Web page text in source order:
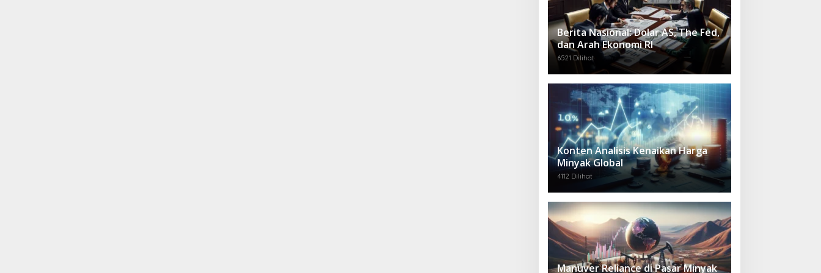
Berita Nasional: Dolar AS, The Fed,
dan Arah Ekonomi RI
6521 Dilihat
Konten Analisis Kenaikan Harga
Minyak Global
4112 Dilihat
Manuver Reliance di Pasar Minyak